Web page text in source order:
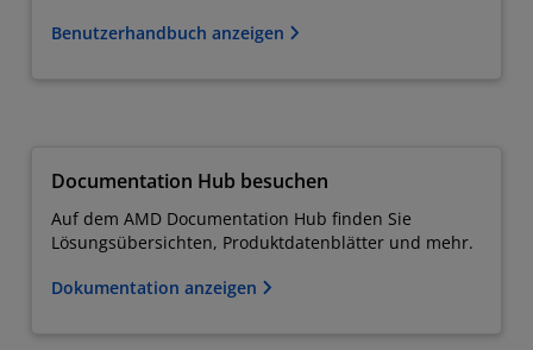
Benutzerhandbuch anzeigen
Documentation Hub besuchen
Auf dem AMD Documentation Hub finden Sie
Lösungsübersichten, Produktdatenblätter und mehr.
Dokumentation anzeigen